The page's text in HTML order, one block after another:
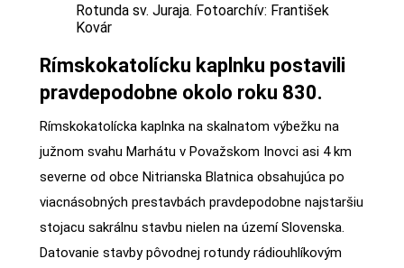
Rotunda sv. Juraja. Fotoarchív: František
Kovár
Rímskokatolícku kaplnku postavili
pravdepodobne okolo roku 830.
Rímskokatolícka kaplnka na skalnatom výbežku na
južnom svahu Marhátu v Považskom Inovci asi 4 km
severne od obce Nitrianska Blatnica obsahujúca po
viacnásobných prestavbách pravdepodobne najstaršiu
stojacu sakrálnu stavbu nielen na území Slovenska.
Datovanie stavby pôvodnej rotundy rádiouhlíkovým